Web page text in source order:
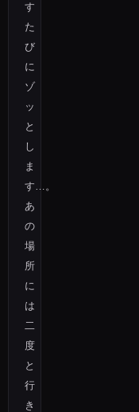
す
た
び
に
ゾ
ッ
と
し
ま
す…。
あ
の
場
所
に
は
二
度
と
行
き